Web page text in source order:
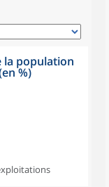
la population
%)